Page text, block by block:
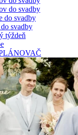
do svadby
do svadby
svadby
týždeň